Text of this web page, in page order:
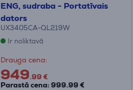
ENG, sudraba - Portatīvais
dators
UX3405CA-QL219W
Ir noliktavā
Drauga cena:
949.99 €
Parastā cena: 999.99 €